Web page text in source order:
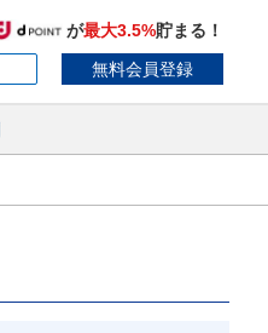
が最大3.5%貯まる！
無料会員登録